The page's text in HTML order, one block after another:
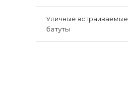
Уличные встраиваемые
батуты